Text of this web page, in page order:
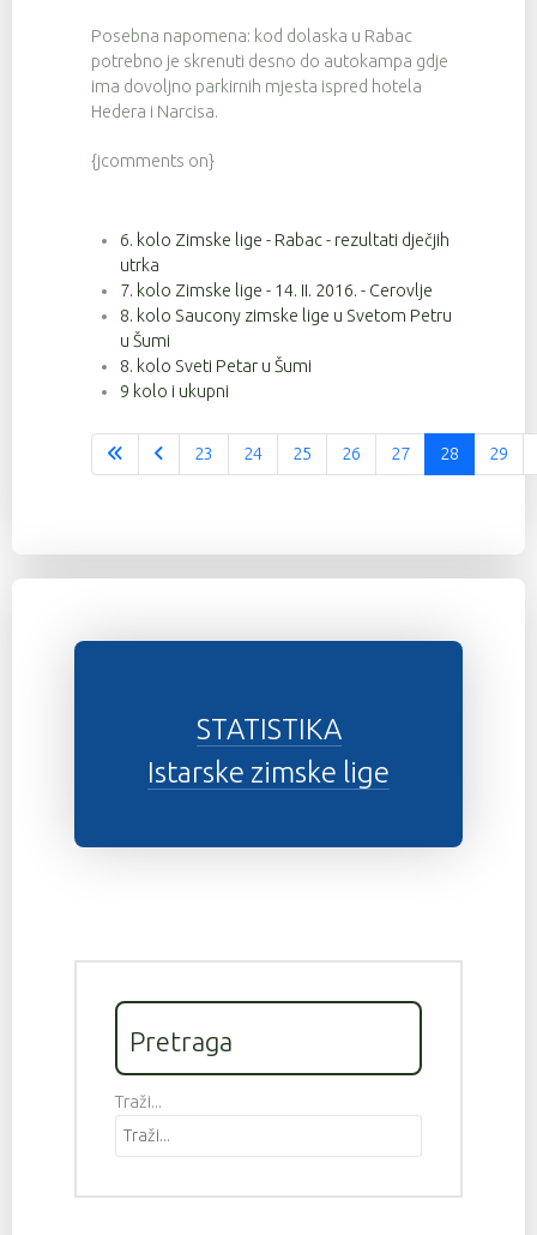
Posebna napomena: kod dolaska u Rabac
potrebno je skrenuti desno do autokampa gdje
ima dovoljno parkirnih mjesta ispred hotela
Hedera i Narcisa.
{jcomments on}
6. kolo Zimske lige - Rabac - rezultati dječjih
utrka
7. kolo Zimske lige - 14. II. 2016. - Cerovlje
8. kolo Saucony zimske lige u Svetom Petru
u Šumi
8. kolo Sveti Petar u Šumi
9 kolo i ukupni
Stranica 28 od 37
23 24 25 26 27 28 29
STATISTIKA
Istarske zimske lige
Pretraga
Traži...